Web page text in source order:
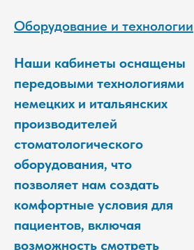
Оборудование и технологии
Наши кабинеты оснащены
передовыми технологиями
немецких и итальянских
производителей
стоматологического
оборудования, что
позволяет нам создать
комфортные условия для
пациентов, включая
возможность смотреть